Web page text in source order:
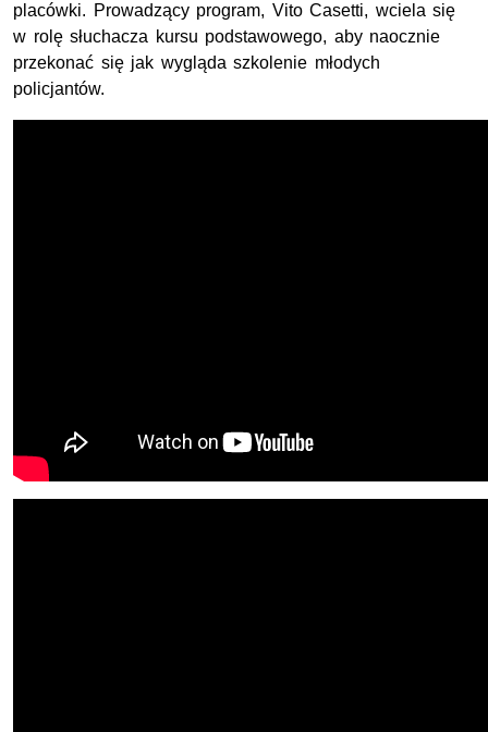
placówki. Prowadzący program, Vito Casetti, wciela się
w rolę słuchacza kursu podstawowego, aby naocznie
przekonać się jak wygląda szkolenie młodych
policjantów.